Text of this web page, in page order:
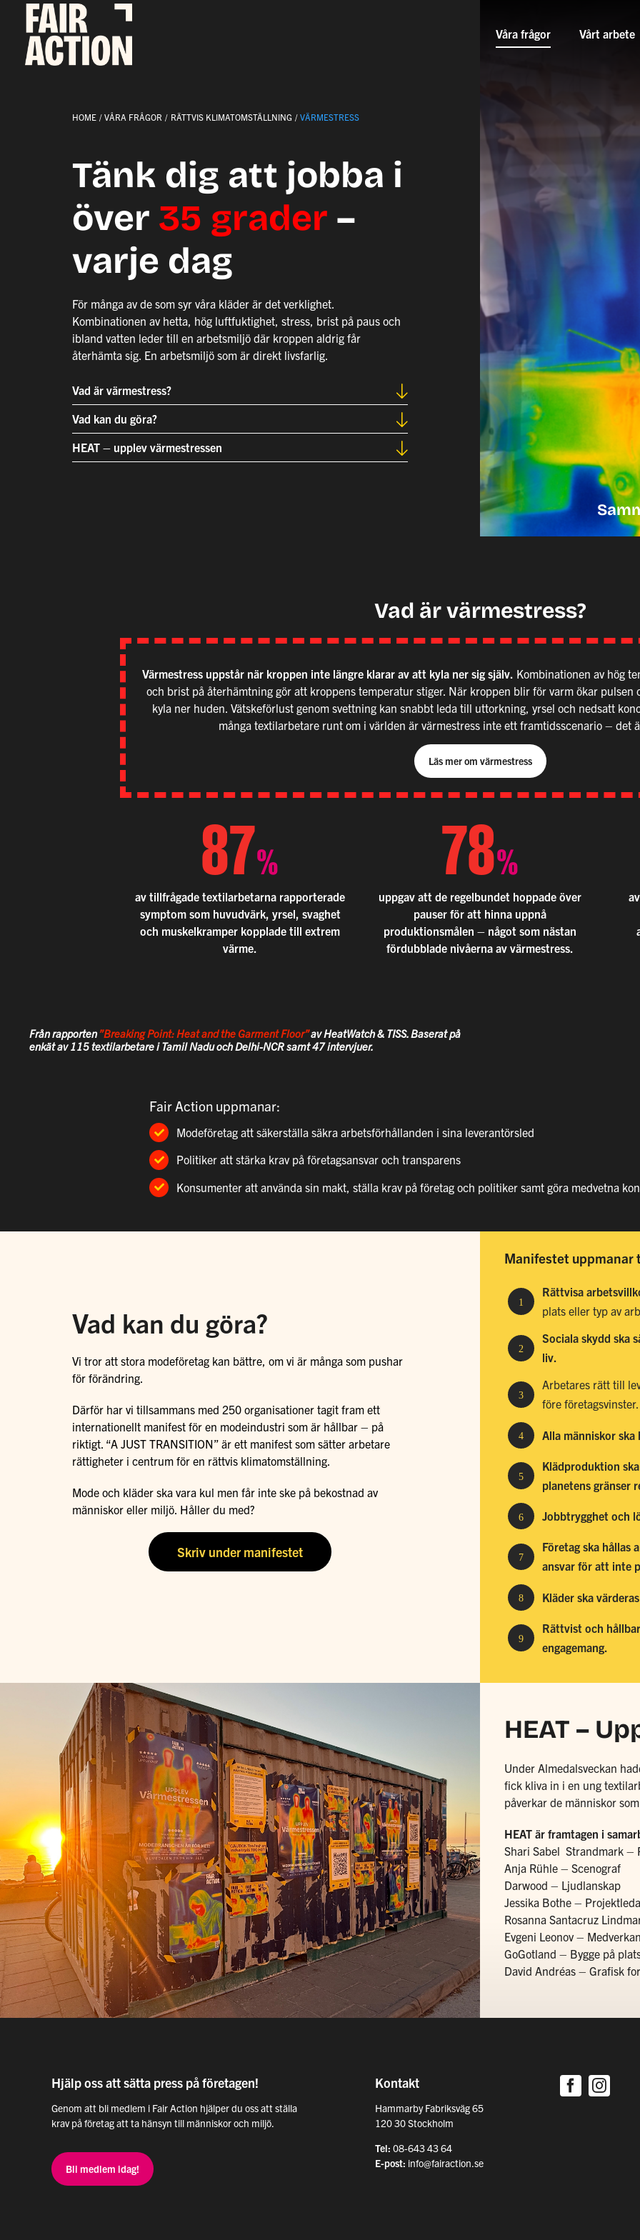
Fortsätt
innehållet
Våra frågor Vårt arbete
HOME VÅRA FRÅGOR RÄTTVIS KLIMATOMSTÄLLNING VÄRMESTRESS
Tänk dig att jobba i
över 35 grader –
varje dag
För många av de som syr våra kläder är det verklighet.
Kombinationen av hetta, hög luftfuktighet, stress, brist på paus och
ibland vatten leder till en arbetsmiljö där kroppen aldrig får
återhämta sig. En arbetsmiljö som är direkt livsfarlig.
Vad är värmestress?
Vad kan du göra?
HEAT – upplev värmestressen
Vad är värmestress?
Värmestress uppstår när kroppen inte längre klarar av att kyla ner sig själv. Kombinationen av hög
och brist på återhämtning gör att kroppens temperatur stiger. När kroppen blir för varm ökar
kyla ner huden. Vätskeförlust genom svettning kan snabbt leda till uttorkning, yrsel och nedsatt
många textilarbetarerunt om i världen är värmestress inte ett framtidsscenario– det
Läs mer om värmestress
87%
av tillfrågade textilarbetarna rapporterade
symptom som huvudvärk, yrsel, svaghet
och muskelkramper kopplade till extrem
värme.
78%
uppgav att de regelbundet hoppade över
pauser för att hinna uppnå
produktionsmålen – något som nästan
fördubblade nivåerna av värmestress.
Från rapporten”Breaking Point: Heat and the Garment Floor”av HeatWatch & TISS. Baserat på
enkät av 115 textilarbetare i Tamil Nadu och Delhi-NCR samt 47 intervjuer.
Fair Action uppmanar:
Modeföretag att säkerställa säkra arbetsförhållanden i sina leverantörsled
Politiker att stärka krav på företagsansvar och transparens
Konsumenter att använda sin makt, ställa krav på företag och politiker samt göra medvetna
Vad kan du göra?
Vi tror att stora modeföretag kan bättre, om vi är många som pushar
för förändring.
Därför har vi tillsammans med 250 organisationer tagit fram ett
internationellt manifest för en modeindustri som är hållbar – på
riktigt. “A JUST TRANSITION” är ett manifest som sätter arbetare
rättigheter i centrum för en rättvis klimatomställning.
Mode och kläder ska vara kul men får inte ske på bekostnad av
människor eller miljö. Håller du med?
Skriv under manifestet
Manifestet uppmanar
1
Rättvisa
plats eller typ av
2
Sociala skydd ska
liv.
3
Arbetares rätt till
före företagsvinster.
4 Alla människor
5
Klädproduktion
planetens gränser
6 Jobbtrygghet och
7
Företag ska hållas
ansvar för att inte
8 Kläder ska
9
Rättvist och
engagemang.
HEAT –
Under Almedalsveckan
fick kliva in i en ung
påverkar de människor
HEAT är framtagen i
Shari Sabel Strandmark –
Anja Rühle – Scenograf
Darwood – Ljudlanskap
Jessika Bothe –
Rosanna Santacruz
Evgeni Leonov –
GoGotland – Bygge på
David Andréas – Grafisk
Hjälp oss att sätta press på företagen!
Genom att bli medlem i Fair Action hjälper du oss att ställa
krav på företag att ta hänsyn till människor och miljö.
Bli medlem idag!
Kontakt
Hammarby Fabriksväg 65
120 30 Stockholm
Tel: 08-643 43 64
E-post: info@fairaction.se